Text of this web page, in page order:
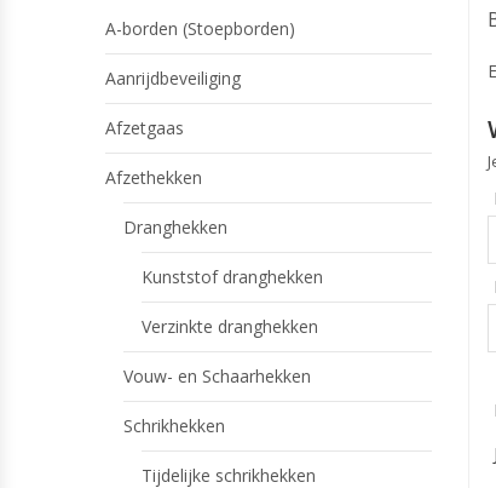
A-borden (Stoepborden)
Aanrijdbeveiliging
Afzetgaas
Afzethekken
Dranghekken
Kunststof dranghekken
Verzinkte dranghekken
Vouw- en Schaarhekken
Schrikhekken
Tijdelijke schrikhekken